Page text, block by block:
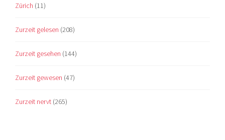
Zürich (11)
Zurzeit gelesen (208)
Zurzeit gesehen (144)
Zurzeit gewesen (47)
Zurzeit nervt (265)